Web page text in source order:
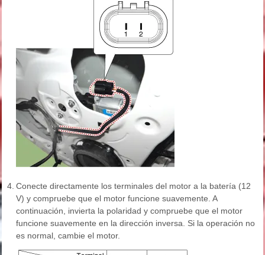
4. Conecte directamente los terminales del motor a la batería (12
V) y compruebe que el motor funcione suavemente. A
continuación, invierta la polaridad y compruebe que el motor
funcione suavemente en la dirección inversa. Si la operación no
es normal, cambie el motor.